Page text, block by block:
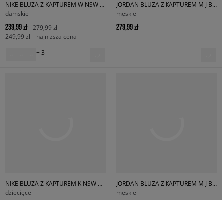
NIKE BLUZA Z KAPTUREM W NSW PHNX FLC OS
damskie
239,99 zł
279,99 zł
249,99 zł - najniższa cena
+ 3
JORDAN BLUZA Z KAPTUREM M J BRK ST PO HD BB
męskie
279,99 zł
NIKE BLUZA Z KAPTUREM K NSW CLB FLC OS HDY
dziecięce
JORDAN BLUZA Z KAPTUREM M J BRK OVZ FLC PO BB
męskie